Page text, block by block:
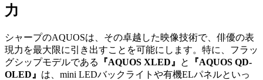
力
シャープのAQUOSは、その卓越した映像技術で、俳優の表
現力を最大限に引き出すことを可能にします。特に、フラッ
グシップモデルである
『AQUOS XLED』 と
『AQUOS QD-
OLED』 は、mini LEDバックライトや有機ELパネルといっ